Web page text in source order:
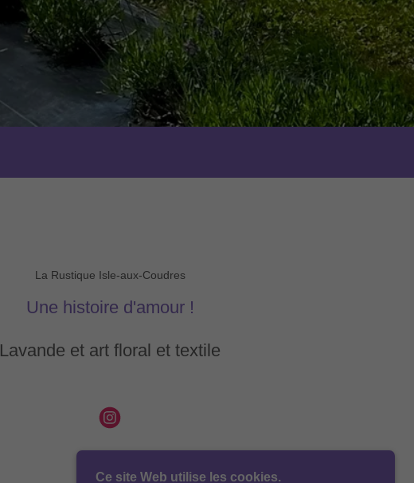
La Rustique Isle-aux-Coudres
Une histoire d'amour !
Lavande et art floral et textile
Ce site Web utilise les cookies.